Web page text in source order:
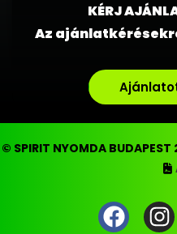
KÉRJ
Az
© SPIRIT NYOMDA